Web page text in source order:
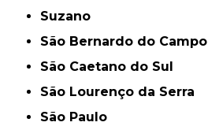
Suzano
São Bernardo do Campo
São Caetano do Sul
São Lourenço da Serra
São Paulo